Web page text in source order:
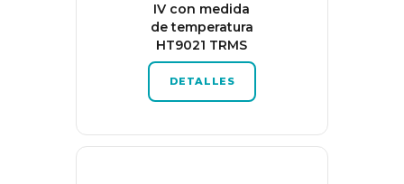
IV con medida
de temperatura
HT9021 TRMS
DETALLES